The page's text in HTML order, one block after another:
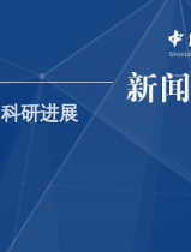
科研进展